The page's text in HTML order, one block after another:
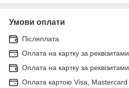
Умови оплати
Післяплата
Оплата на картку за
Оплата на картку за
Оплата картою Visa,